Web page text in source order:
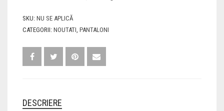
SKU: NU SE APLICĂ
CATEGORII: NOUTATI, PANTALONI
DESCRIERE